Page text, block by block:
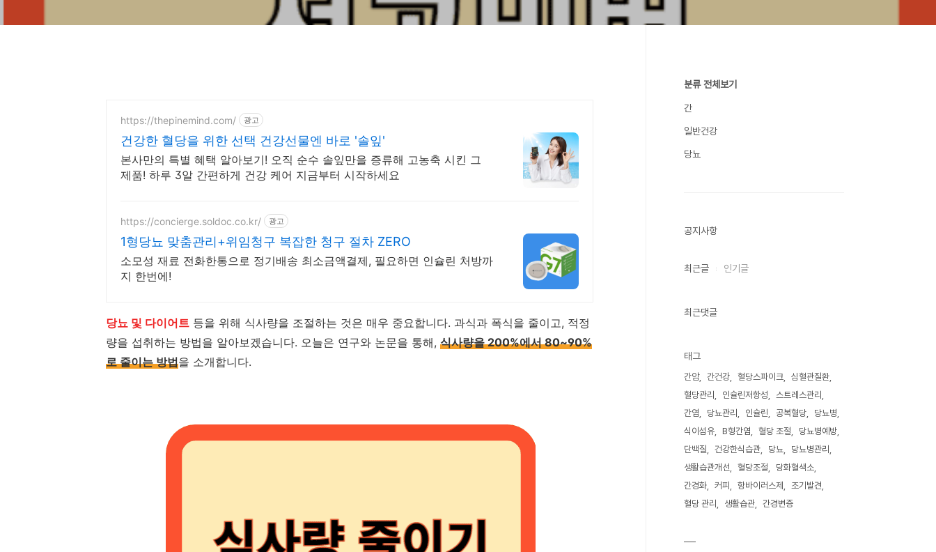
https://thepinemind.com/ 광고
건강한 혈당을 위한 선택 건강선물엔 바로 '솔잎'
본사만의 특별 혜택 알아보기! 오직 순수 솔잎만을 증류해 고농축 시킨 그
제품! 하루 3알 간편하게 건강 케어 지금부터 시작하세요
https://concierge.soldoc.co.kr/ 광고
1형당뇨 맞춤관리+위임청구 복잡한 청구 절차 ZERO
소모성 재료 전화한통으로 정기배송 최소금액결제, 필요하면 인슐린 처방까
지 한번에!
당뇨 및 다이어트 등을 위해 식사량을 조절하는 것은 매우 중요합니다. 과식과 폭식을 줄이고, 적정
량을 섭취하는 방법을 알아보겠습니다. 오늘은 연구와 논문을 통해, 식사량을 200%에서 80~90%
로 줄이는 방법을 소개합니다.
분류 전체보기
간
일반건강
당뇨
공지사항
최근글 인기글
최근댓글
태그
간암 간건강 혈당스파이크
심혈관질환
혈당관리
인슐린저항성
스트레스관리
간염
당뇨관리 인슐린 공복혈당
당뇨병
식이섬유
B형간염 혈당 조절
당뇨병예방
단백질
건강한식습관 당뇨
당뇨병관리
생활습관개선
혈당조절
당화혈색소
간경화
커피 항바이러스제
조기발견
혈당 관리
생활습관 간경변증